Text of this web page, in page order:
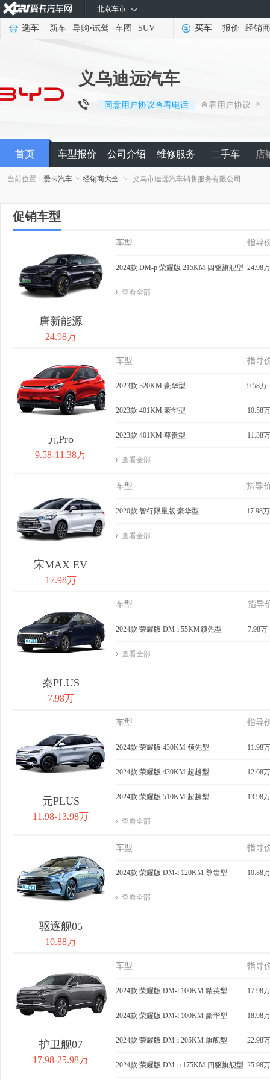
北京车市
选车 新车 导购•试驾 车图 SUV 买车 报价 经销商
义乌迪远汽车
同意用户协议查看电话 查看用户协议 >
首页 车型报价 公司介绍 维修服务 二手车 店
当前位置：爱卡汽车 > 经销商大全 > 义乌市迪远汽车销售服务有限公司
促销车型
唐新能源
24.98万
车型 指导
2024款 DM-p 荣耀版 215KM 四驱旗舰型 24.98万
查看全部
元Pro
9.58-11.38万
车型 指导
2023款 320KM 豪华型 9.58万
2023款 401KM 豪华型 10.58万
2023款 401KM 尊贵型 11.38万
查看全部
宋MAX EV
17.98万
车型 指导
2020款 智行限量版 豪华型 17.98万
查看全部
秦PLUS
7.98万
车型 指导
2024款 荣耀版 DM-i 55KM领先型 7.98万
查看全部
元PLUS
11.98-13.98万
车型 指导
2024款 荣耀版 430KM 领先型 11.98万
2024款 荣耀版 430KM 超越型 12.68万
2024款 荣耀版 510KM 超越型 13.98万
查看全部
驱逐舰05
10.88万
车型 指导
2024款 荣耀版 DM-i 120KM 尊贵型 10.88万
查看全部
护卫舰07
17.98-25.98万
车型 指导
2024款 荣耀版 DM-i 100KM 精英型 17.98万
2024款 荣耀版 DM-i 100KM 豪华型 18.98万
2024款 荣耀版 DM-i 205KM 旗舰型 22.98万
2024款 荣耀版 DM-p 175KM 四驱旗舰型 25.98万